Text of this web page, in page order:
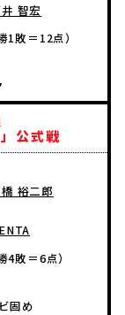
智宏
1敗＝12点）
」公式戦
裕二郎
4敗＝6点）
固め